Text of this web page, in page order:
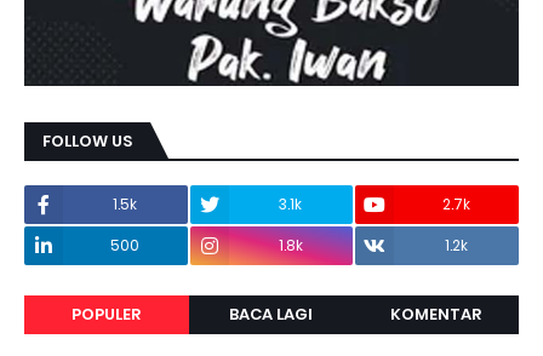
FOLLOW US
1.5k 3.1k
2.7k
500
1.8k 1.2k
POPULER BACA LAGI KOMENTAR